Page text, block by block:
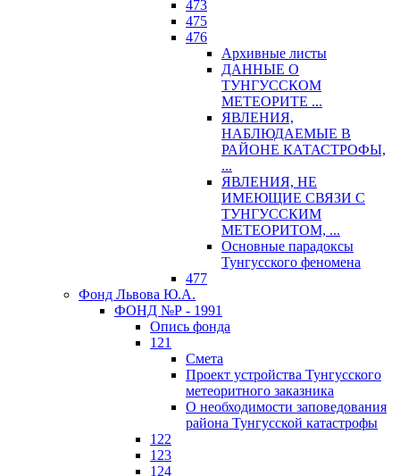
473
475
476
Архивные листы
ДАННЫЕ О
ТУНГУССКОМ
МЕТЕОРИТЕ ...
ЯВЛЕНИЯ,
НАБЛЮДАЕМЫЕ В
РАЙОНЕ КАТАСТРОФЫ,
...
ЯВЛЕНИЯ, НЕ
ИМЕЮЩИЕ СВЯЗИ С
ТУНГУССКИМ
МЕТЕОРИТОМ, ...
Основные парадоксы
Тунгусского феномена
477
Фонд Львова Ю.А.
ФОНД №Р - 1991
Опись фонда
121
Смета
Проект устройства Тунгусского
метеоритного заказника
О необходимости заповедования
района Тунгусской катастрофы
122
123
124